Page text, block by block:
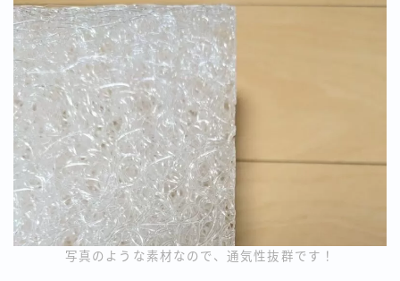
写真のような素材なので、通気性抜群です！